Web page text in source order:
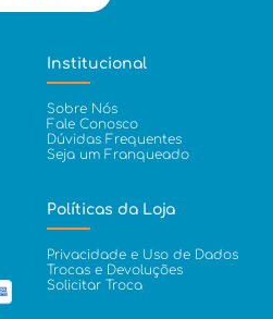
Institucional
Sobre Nós
Fale Conosco
Dúvidas Frequentes
Seja um Franqueado
Políticas da Loja
Privacidade e Uso de Dados
Trocas e Devoluções
Solicitar Troca